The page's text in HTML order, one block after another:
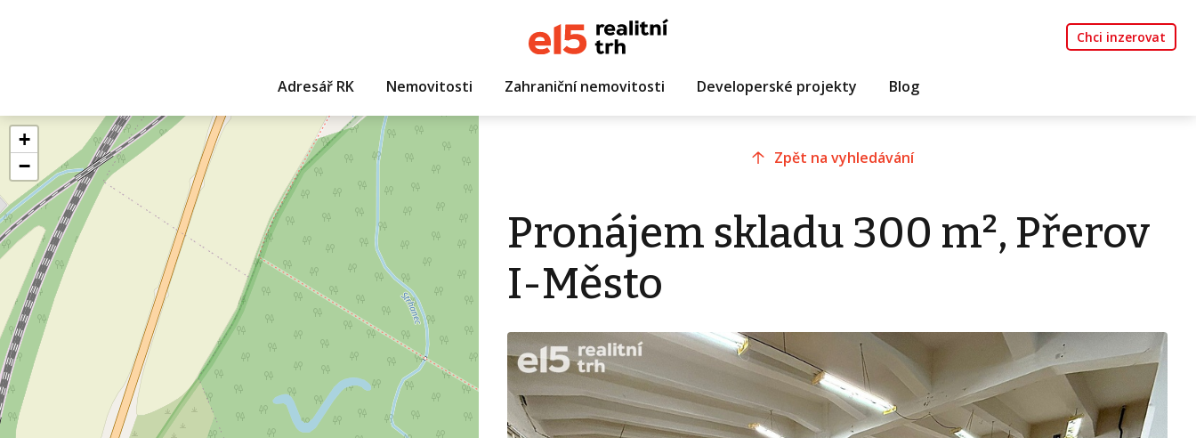
Chci inzerovat
Adresář RK Nemovitosti Zahraniční nemovitosti Developerské projekty Blog
+
−
Zpět na vyhledávání
Pronájem skladu 300 m², Přerov
I-Město